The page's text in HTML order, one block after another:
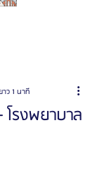
รงพยาบาล
าว 1 นาที